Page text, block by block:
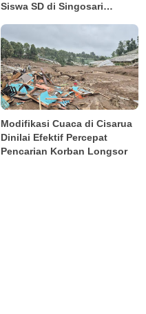
Siswa SD di Singosari
Hadiah Istimewa
Modifikasi Cuaca di Cisarua
Dinilai Efektif Percepat
Pencarian Korban Longsor